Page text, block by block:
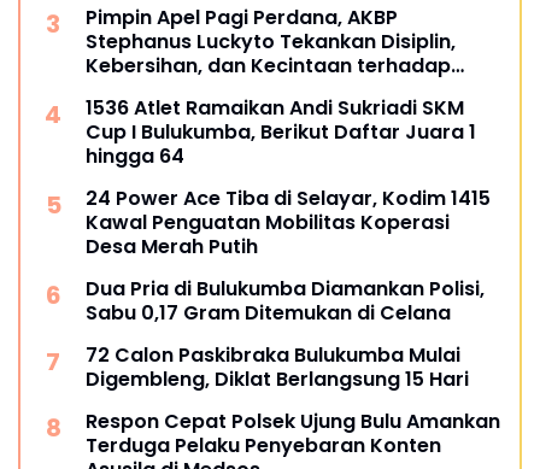
Pimpin Apel Pagi Perdana, AKBP
Stephanus Luckyto Tekankan Disiplin,
Kebersihan, dan Kecintaan terhadap
1536 Atlet Ramaikan Andi Sukriadi SKM
Cup I Bulukumba, Berikut Daftar Juara 1
hingga 64
24 Power Ace Tiba di Selayar, Kodim 1415
Kawal Penguatan Mobilitas Koperasi
Desa Merah Putih
Dua Pria di Bulukumba Diamankan Polisi,
Sabu 0,17 Gram Ditemukan di Celana
72 Calon Paskibraka Bulukumba Mulai
Digembleng, Diklat Berlangsung 15 Hari
Respon Cepat Polsek Ujung Bulu Amankan
Terduga Pelaku Penyebaran Konten